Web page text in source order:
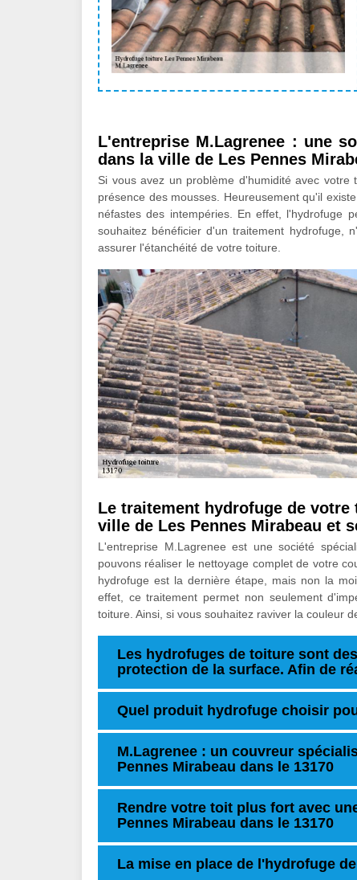
L'entreprise M.Lagrenee : une
dans la ville de Les Pennes
Si vous avez un problème d'humidité avec
présence des mousses. Heureusement qu'il
néfastes des intempéries. En effet, l'hydrofuge
souhaitez bénéficier d'un traitement hydrofuge,
assurer l'étanchéité de votre toiture.
Le traitement hydrofuge de
ville de Les Pennes Mirabeau et
L'entreprise M.Lagrenee est une société
pouvons réaliser le nettoyage complet de votre
hydrofuge est la dernière étape, mais non la
effet, ce traitement permet non seulement
toiture. Ainsi, si vous souhaitez raviver la couleur
Les hydrofuges de toiture sont
protection de la surface. Afin de
Quel produit hydrofuge choisir
M.Lagrenee : un couvreur
Pennes Mirabeau dans le 13170
Rendre votre toit plus fort avec
Pennes Mirabeau dans le 13170
La mise en place de l'hydrofuge